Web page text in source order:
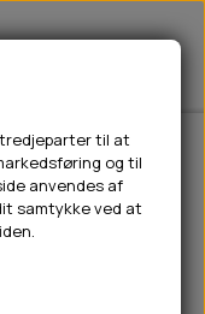
Octopus - L
til at
og til
anvendes af
samtykke ved at